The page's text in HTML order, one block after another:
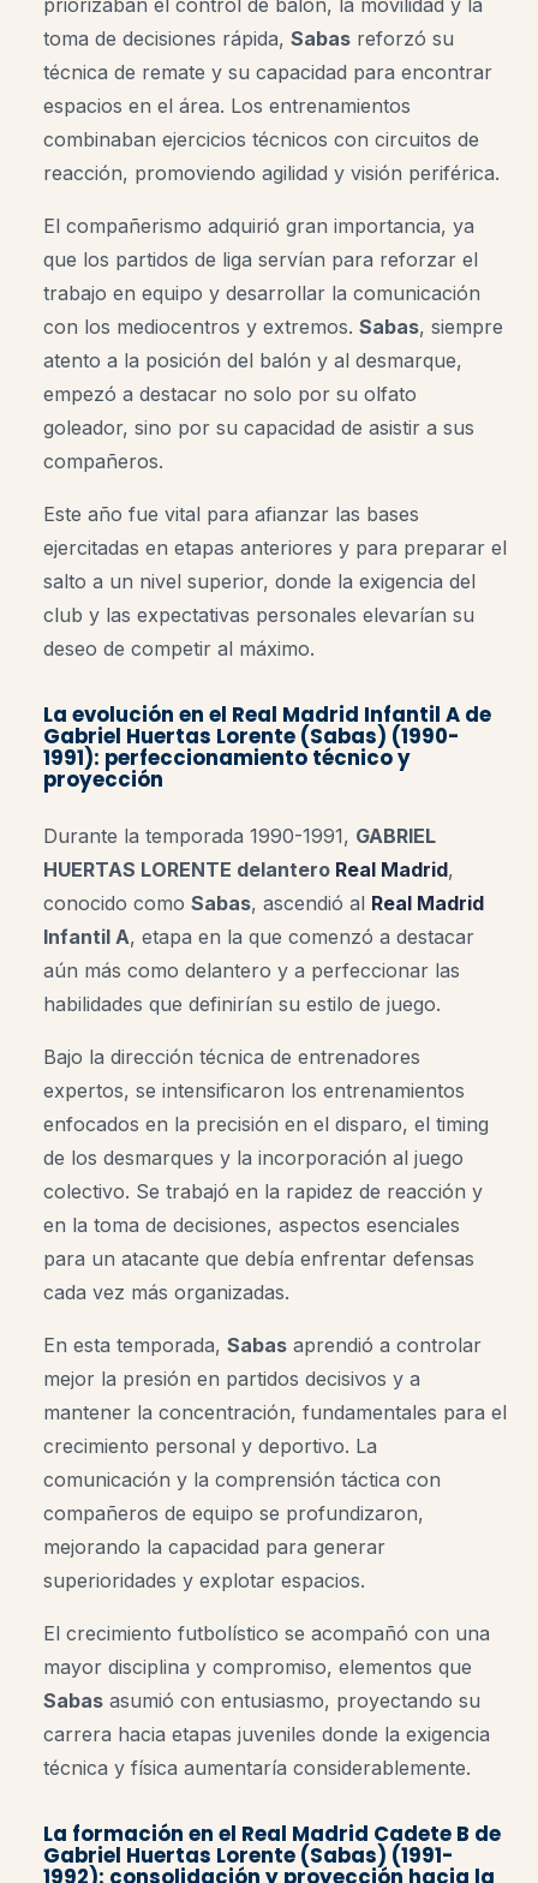
priorizaban el control de balón, la movilidad y la
toma de decisiones rápida, Sabas reforzó su
técnica de remate y su capacidad para encontrar
espacios en el área. Los entrenamientos
combinaban ejercicios técnicos con circuitos de
reacción, promoviendo agilidad y visión periférica.
El compañerismo adquirió gran importancia, ya
que los partidos de liga servían para reforzar el
trabajo en equipo y desarrollar la comunicación
con los mediocentros y extremos. Sabas, siempre
atento a la posición del balón y al desmarque,
empezó a destacar no solo por su olfato
goleador, sino por su capacidad de asistir a sus
compañeros.
Este año fue vital para afianzar las bases
ejercitadas en etapas anteriores y para preparar el
salto a un nivel superior, donde la exigencia del
club y las expectativas personales elevarían su
deseo de competir al máximo.
La evolución en el Real Madrid Infantil A de
Gabriel Huertas Lorente (Sabas) (1990-
1991): perfeccionamiento técnico y
proyección
Durante la temporada 1990-1991, GABRIEL
HUERTAS LORENTE delantero Real Madrid,
conocido como Sabas, ascendió al Real Madrid
Infantil A, etapa en la que comenzó a destacar
aún más como delantero y a perfeccionar las
habilidades que definirían su estilo de juego.
Bajo la dirección técnica de entrenadores
expertos, se intensificaron los entrenamientos
enfocados en la precisión en el disparo, el timing
de los desmarques y la incorporación al juego
colectivo. Se trabajó en la rapidez de reacción y
en la toma de decisiones, aspectos esenciales
para un atacante que debía enfrentar defensas
cada vez más organizadas.
En esta temporada, Sabas aprendió a controlar
mejor la presión en partidos decisivos y a
mantener la concentración, fundamentales para el
crecimiento personal y deportivo. La
comunicación y la comprensión táctica con
compañeros de equipo se profundizaron,
mejorando la capacidad para generar
superioridades y explotar espacios.
El crecimiento futbolístico se acompañó con una
mayor disciplina y compromiso, elementos que
Sabas asumió con entusiasmo, proyectando su
carrera hacia etapas juveniles donde la exigencia
técnica y física aumentaría considerablemente.
La formación en el Real Madrid Cadete B de
Gabriel Huertas Lorente (Sabas) (1991-
1992): consolidación y proyección hacia la